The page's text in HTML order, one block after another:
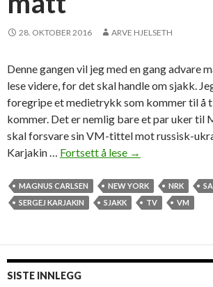
28. OKTOBER 2016 ARVE HJELSETH
Denne gangen vil jeg med en gang advare
lese videre, for det skal handle om sjakk.
foregripe et medietrykk som kommer til å
kommer. Det er nemlig bare et par uker til
skal forsvare sin VM-tittel mot russisk-
Karjakin … Fortsett å lese T
-
→
MAGNUS CARLSEN NEW YORK NRK
SERGEJ KARJAKIN
SJAKK TV VM
SISTE INNLEGG